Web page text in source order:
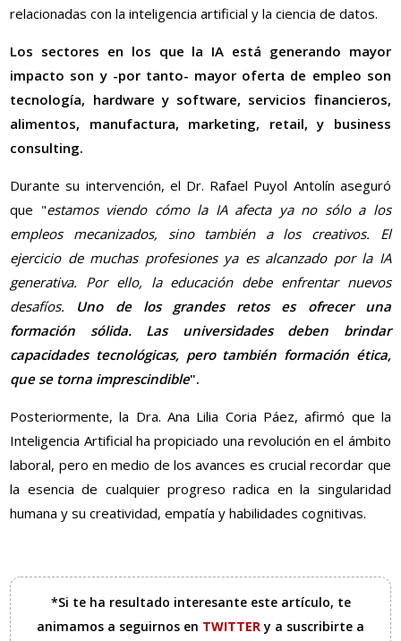
relacionadas con la inteligencia artificial y la ciencia de datos.
Los sectores en los que la IA está generando mayor
impacto son y -por tanto- mayor oferta de empleo son
tecnología, hardware y software, servicios financieros,
alimentos, manufactura, marketing, retail, y business
consulting.
Durante su intervención, el Dr. Rafael Puyol Antolín aseguró
que "estamos viendo cómo la IA afecta ya no sólo a los
empleos mecanizados, sino también a los creativos. El
ejercicio de muchas profesiones ya es alcanzado por la IA
generativa. Por ello, la educación debe enfrentar nuevos
desafíos. Uno de los grandes retos es ofrecer una
formación sólida. Las universidades deben brindar
capacidades tecnológicas, pero también formación ética,
que se torna imprescindible".
Posteriormente, la Dra. Ana Lilia Coria Páez, afirmó que la
Inteligencia Artificial ha propiciado una revolución en el ámbito
laboral, pero en medio de los avances es crucial recordar que
la esencia de cualquier progreso radica en la singularidad
humana y su creatividad, empatía y habilidades cognitivas.
*Si te ha resultado interesante este artículo, te
animamos a seguirnos en TWITTERy a suscribirte a